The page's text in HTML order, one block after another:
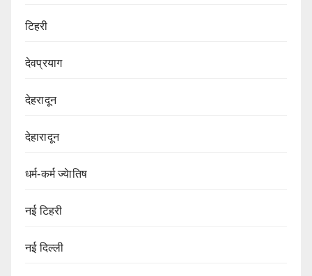
टिहरी
देवप्रयाग
देहरादून
देहारादून
धर्म-कर्म ज्येातिष
नई टिहरी
नई दिल्ली